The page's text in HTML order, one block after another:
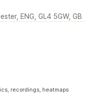
ENG, GL4 5GW, GB
recordings, heatmaps